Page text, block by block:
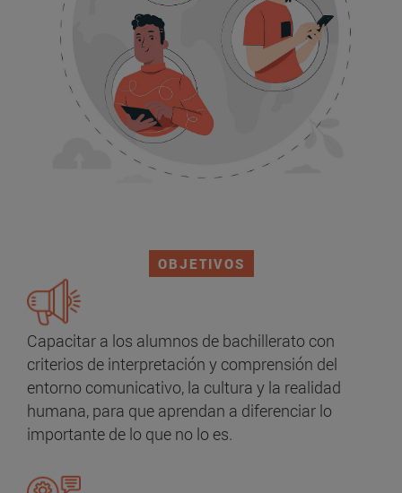
OBJETIVOS
Capacitar a los alumnos de bachillerato con
criterios de interpretación y comprensión del
entorno comunicativo, la cultura y la realidad
humana, para que aprendan a diferenciar lo
importante de lo que no lo es.